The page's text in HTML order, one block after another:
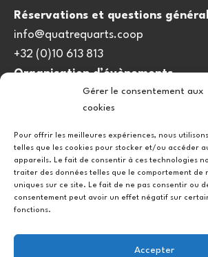
Gérer le consentement aux
cookies
Pour offrir les meilleures expériences, nous
telles que les cookies pour stocker et/ou accéder
appareils. Le fait de consentir à ces technologies
traiter des données telles que le comportement de
uniques sur ce site. Le fait de ne pas consentir ou
consentement peut avoir un effet négatif sur
fonctions.
Accepter
Réservations et questions
info@quatrequarts.coop
+32 (0)10 613 813
Organisation d’évènements
viedulieu@quatrequarts.coop
Politique de cookies (UE)